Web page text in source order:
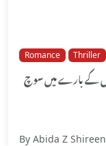
Romance Thriller
کے بارے میں سوچ
By Abida Z Shireen